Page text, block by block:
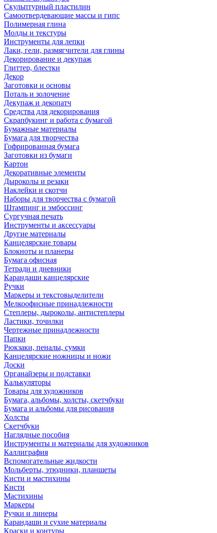
Скульптурный пластилин
Самоотвердевающие массы и гипс
Полимерная глина
Молды и текстуры
Инструменты для лепки
Лаки, гели, размягчители для глины
Декорирование и декупаж
Глиттер, блестки
Декор
Заготовки и основы
Поталь и золочение
Декупаж и декопатч
Средства для декорирования
Скрапбукинг и работа с бумагой
Бумажные материалы
Бумага для творчества
Гофрированная бумага
Заготовки из бумаги
Картон
Декоративные элементы
Дыроколы и резаки
Наклейки и скотчи
Наборы для творчества с бумагой
Штампинг и эмбоссинг
Сургучная печать
Инструменты и аксессуары
Другие материалы
Канцелярские товары
Блокноты и планеры
Бумага офисная
Тетради и дневники
Карандаши канцелярские
Ручки
Маркеры и текстовыделители
Мелкоофисные принадлежности
Степлеры, дыроколы, антистеплеры
Ластики, точилки
Чертежные принадлежности
Папки
Рюкзаки, пеналы, сумки
Канцелярские ножницы и ножи
Доски
Органайзеры и подставки
Калькуляторы
Товары для художников
Бумага, альбомы, холсты, скетчбуки
Бумага и альбомы для рисования
Холсты
Скетчбуки
Наглядные пособия
Инструменты и материалы для художников
Каллиграфия
Вспомогательные жидкости
Мольберты, этюдники, планшеты
Кисти и мастихины
Кисти
Мастихины
Маркеры
Ручки и линеры
Карандаши и сухие материалы
Краски и контуры